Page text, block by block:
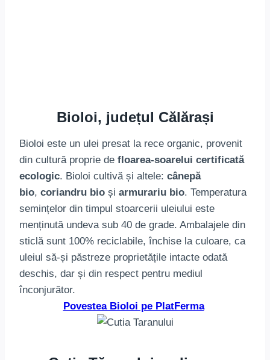
Bioloi, județul Călărași
Bioloi este un ulei presat la rece organic, provenit
din cultură proprie de floarea-soarelui certificată
ecologic. Bioloi cultivă și altele: cânepă
bio, coriandru bio și armurariu bio. Temperatura
semințelor din timpul stoarcerii uleiului este
menținută undeva sub 40 de grade. Ambalajele din
sticlă sunt 100% reciclabile, închise la culoare, ca
uleiul să-și păstreze proprietățile intacte odată
deschis, dar și din respect pentru mediul
înconjurător.
Povestea Bioloi pe PlatFerma